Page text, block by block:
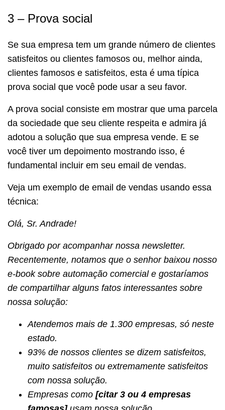
3 – Prova social
Se sua empresa tem um grande número de clientes
satisfeitos ou clientes famosos ou, melhor ainda,
clientes famosos e satisfeitos, esta é uma típica
prova social que você pode usar a seu favor.
A prova social consiste em mostrar que uma parcela
da sociedade que seu cliente respeita e admira já
adotou a solução que sua empresa vende. E se
você tiver um depoimento mostrando isso, é
fundamental incluir em seu email de vendas.
Veja um exemplo de email de vendas usando essa
técnica:
Olá, Sr. Andrade!
Obrigado por acompanhar nossa newsletter.
Recentemente, notamos que o senhor baixou nosso
e-book sobre automação comercial e gostaríamos
de compartilhar alguns fatos interessantes sobre
nossa solução:
Atendemos mais de 1.300 empresas, só neste
estado.
93% de nossos clientes se dizem satisfeitos,
muito satisfeitos ou extremamente satisfeitos
com nossa solução.
Empresas como [citar 3 ou 4 empresas